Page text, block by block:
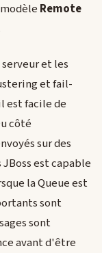
Remote
et les
et fail-
est facile de
côté
sur des
JBoss est capable
la Queue est
sont
sont
avant d'être